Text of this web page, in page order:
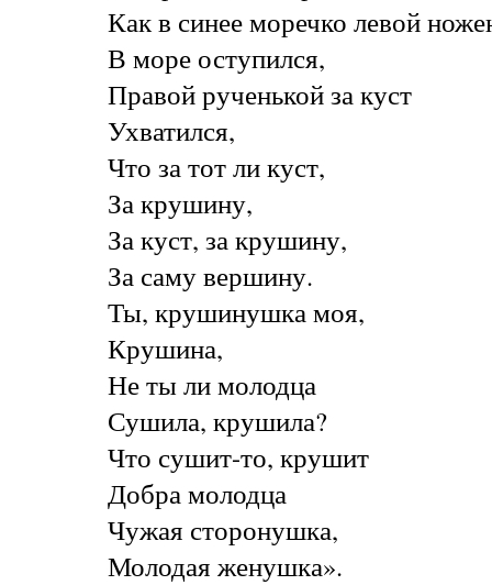
Как в синее моречко левой
В море оступился,
Правой рученькой за куст
Ухватился,
Что за тот ли куст,
За крушину,
За куст, за крушину,
За саму вершину.
Ты, крушинушка моя,
Крушина,
Не ты ли молодца
Сушила, крушила?
Что сушит-то, крушит
Добра молодца
Чужая сторонушка,
Молодая женушка».